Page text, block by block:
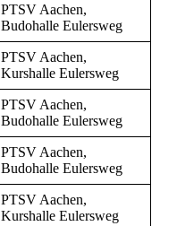
PTSV Aachen,
Budohalle Eulersweg
PTSV Aachen,
Kurshalle Eulersweg
PTSV Aachen,
Budohalle Eulersweg
PTSV Aachen,
Budohalle Eulersweg
PTSV Aachen,
Kurshalle Eulersweg